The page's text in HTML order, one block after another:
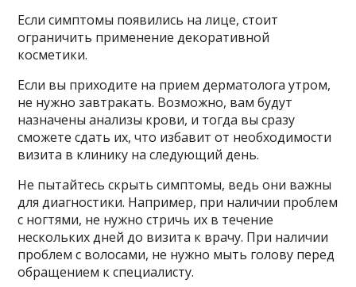
Если симптомы появились на лице, стоит
ограничить применение декоративной
косметики.
Если вы приходите на прием дерматолога утром,
не нужно завтракать. Возможно, вам будут
назначены анализы крови, и тогда вы сразу
сможете сдать их, что избавит от необходимости
визита в клинику на следующий день.
Не пытайтесь скрыть симптомы, ведь они важны
для диагностики. Например, при наличии проблем
с ногтями, не нужно стричь их в течение
нескольких дней до визита к врачу. При наличии
проблем с волосами, не нужно мыть голову перед
обращением к специалисту.